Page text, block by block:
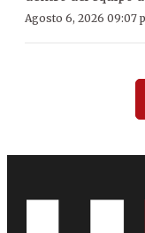
Agosto 6, 2026 09:07